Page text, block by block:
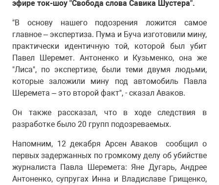
эфире ток-шоу "Свобода слова Савика Шустера".
"В основу нашего подозрения ложится самое
главное – экспертиза. Пума и Буча изготовили мину,
практически идентичную той, которой был убит
Павел Шеремет. Антоненко и Кузьменко, она же
"Лиса", по экспертизе, были теми двумя людьми,
которые заложили мину под автомобиль Павла
Шеремета – это второй факт", - сказал Аваков.
Он также рассказал, что в ходе следствия в
разработке было 20 групп подозреваемых.
Напомним, 12 декабря Арсен Аваков сообщил о
первых задержанных по громкому делу об убийстве
журналиста Павла Шеремета: Яне Дугарь, Андрее
Антоненко, супругах Инна и Владиславе Грищенко,